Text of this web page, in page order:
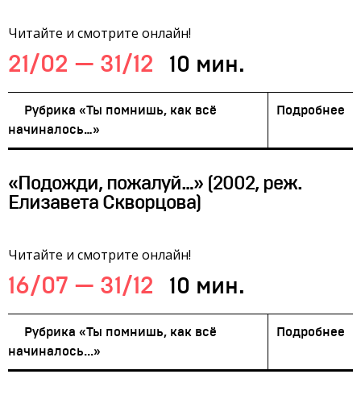
Читайте и смотрите онлайн!
21/02 — 31/12 10 мин.
Рубрика «Ты помнишь, как всё
начиналось…»
Подробнее
«Подожди, пожалуй…» (2002, реж.
Елизавета Скворцова)
Читайте и смотрите онлайн!
16/07 — 31/12 10 мин.
Рубрика «Ты помнишь, как всё
начиналось...»
Подробнее